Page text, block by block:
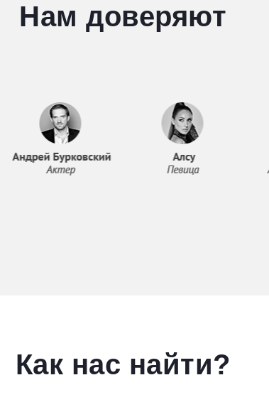
Нам доверяют
Как нас найти?